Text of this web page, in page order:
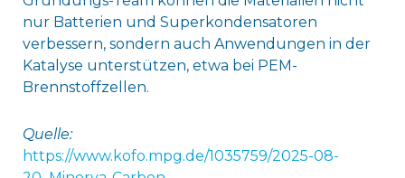
nur Batterien und Superkondensatoren
verbessern, sondern auch Anwendungen in der
Katalyse unterstützen, etwa bei PEM-
Brennstoffzellen.
Quelle:
https://www.kofo.mpg.de/1035759/2025-08-